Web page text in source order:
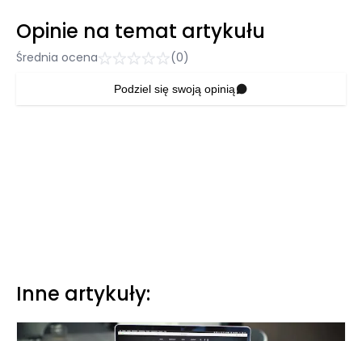
Opinie na temat artykułu
Średnia ocena (0)
Podziel się swoją opinią
Inne artykuły: